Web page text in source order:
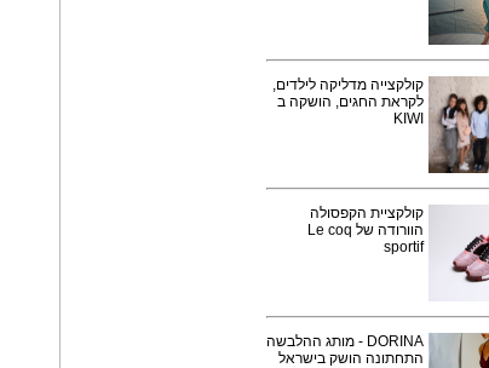
קולקצייה מדליקה לילדים,
לקראת החגים, הושקה ב
KIWI
קולקציית הקפסולה
הוורודה של Le coq
sportif
DORINA - מותג ההלבשה
התחתונה הושק בישראל